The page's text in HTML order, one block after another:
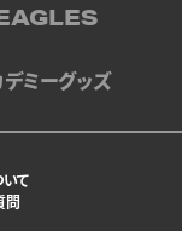
デミーグッズ
て
問